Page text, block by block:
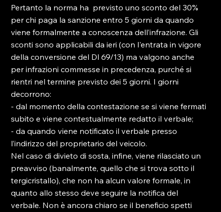
Pertanto la norma ha  previsto uno sconto del 30%
per chi paga la sanzione entro 5 giorni da quando
viene formalmente a conoscenza dell’infrazione. Gli
sconti sono applicabili da ieri (con l'entrata in vigore
della conversione del Dl 69/13) ma valgono anche
per infrazioni commesse in precedenza, purché si
rientri nel termine previsto dei 5 giorni. I giorni
decorrono:
- dal momento della contestazione se si viene fermati
subito e viene contestualmente redatto il verbale;
- da quando viene notificato il verbale presso
l’indirizzo del proprietario del veicolo.
Nel caso di divieto di sosta, infine, viene rilasciato un
preavviso (banalmente, quello che si trova sotto il
tergicristallo), che non ha alcun valore formale, in
quanto allo stesso deve seguire la notifica del
verbale. Non è ancora chiaro se il beneficio spetti